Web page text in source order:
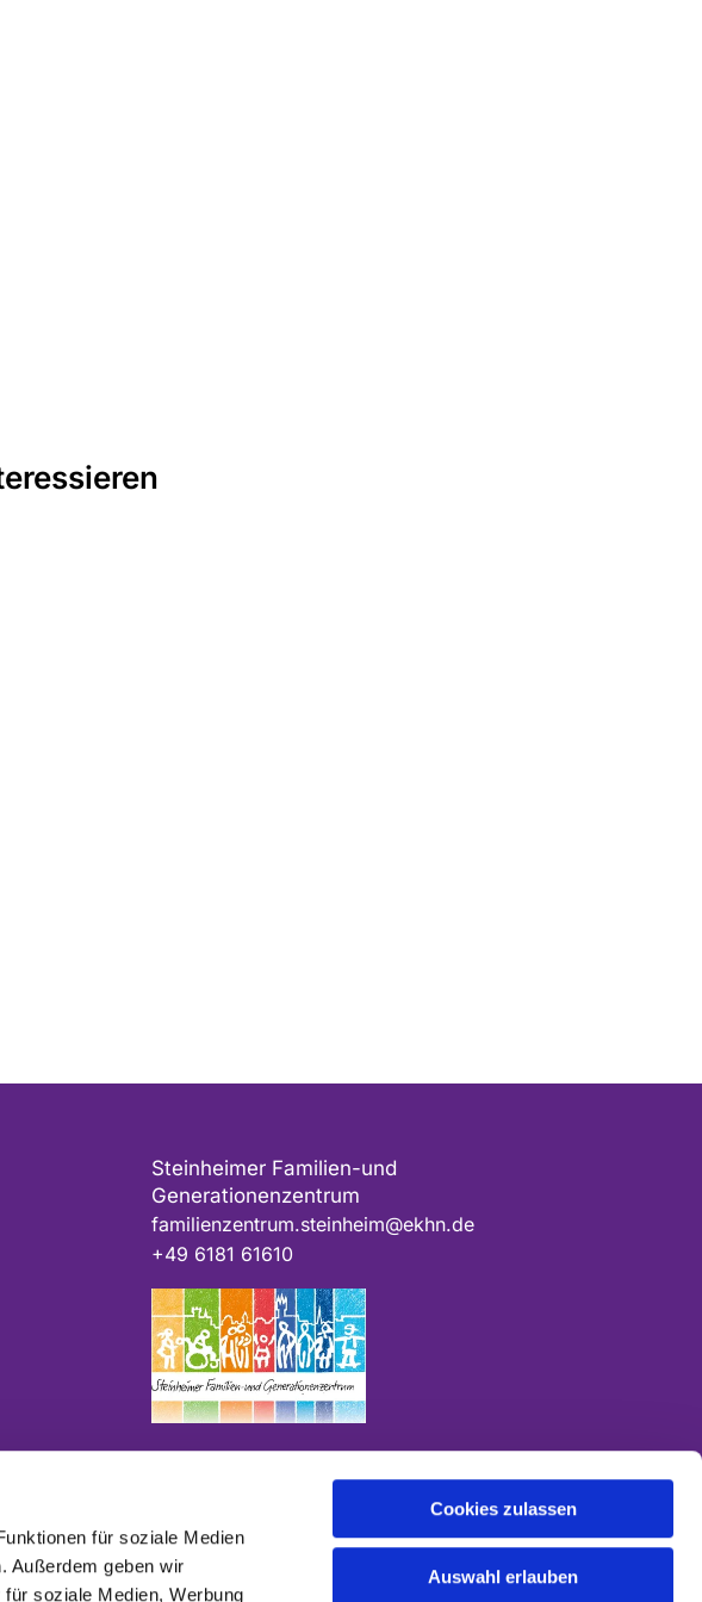
für soziale Medien
Außerdem geben wir
soziale Medien, Werbung
Cookies zulassen
Auswahl erlauben
an.
Steinheimer Familien-und
Generationenzentrum
familienzentrum.steinheim@ekhn.de
+49 6181 61610